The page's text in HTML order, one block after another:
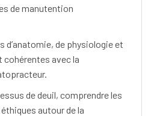
de manutention
d’anatomie, de physiologie et
cohérentes avec la
de deuil, comprendre les
autour de la